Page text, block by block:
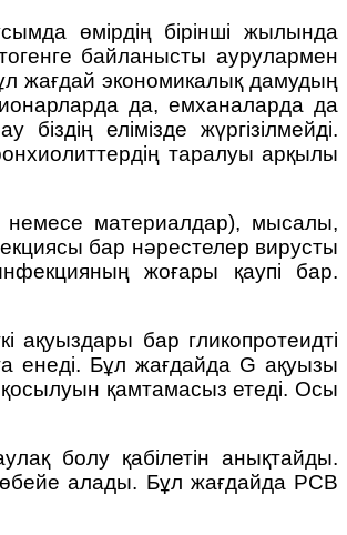
өмірдің бірінші жылында
байланысты аурулармен
жағдай экономикалық дамудың
да, емханаларда да
елімізде жүргізілмейді.
таралуы арқылы
немесе материалдар), мысалы,
бар нәрестелер вирусты
жоғары қаупі бар.
бар гликопротеидті
енеді. Бұл жағдайда G ақуызы
қамтамасыз етеді. Осы
болу қабілетін анықтайды.
алады. Бұл жағдайда РСВ